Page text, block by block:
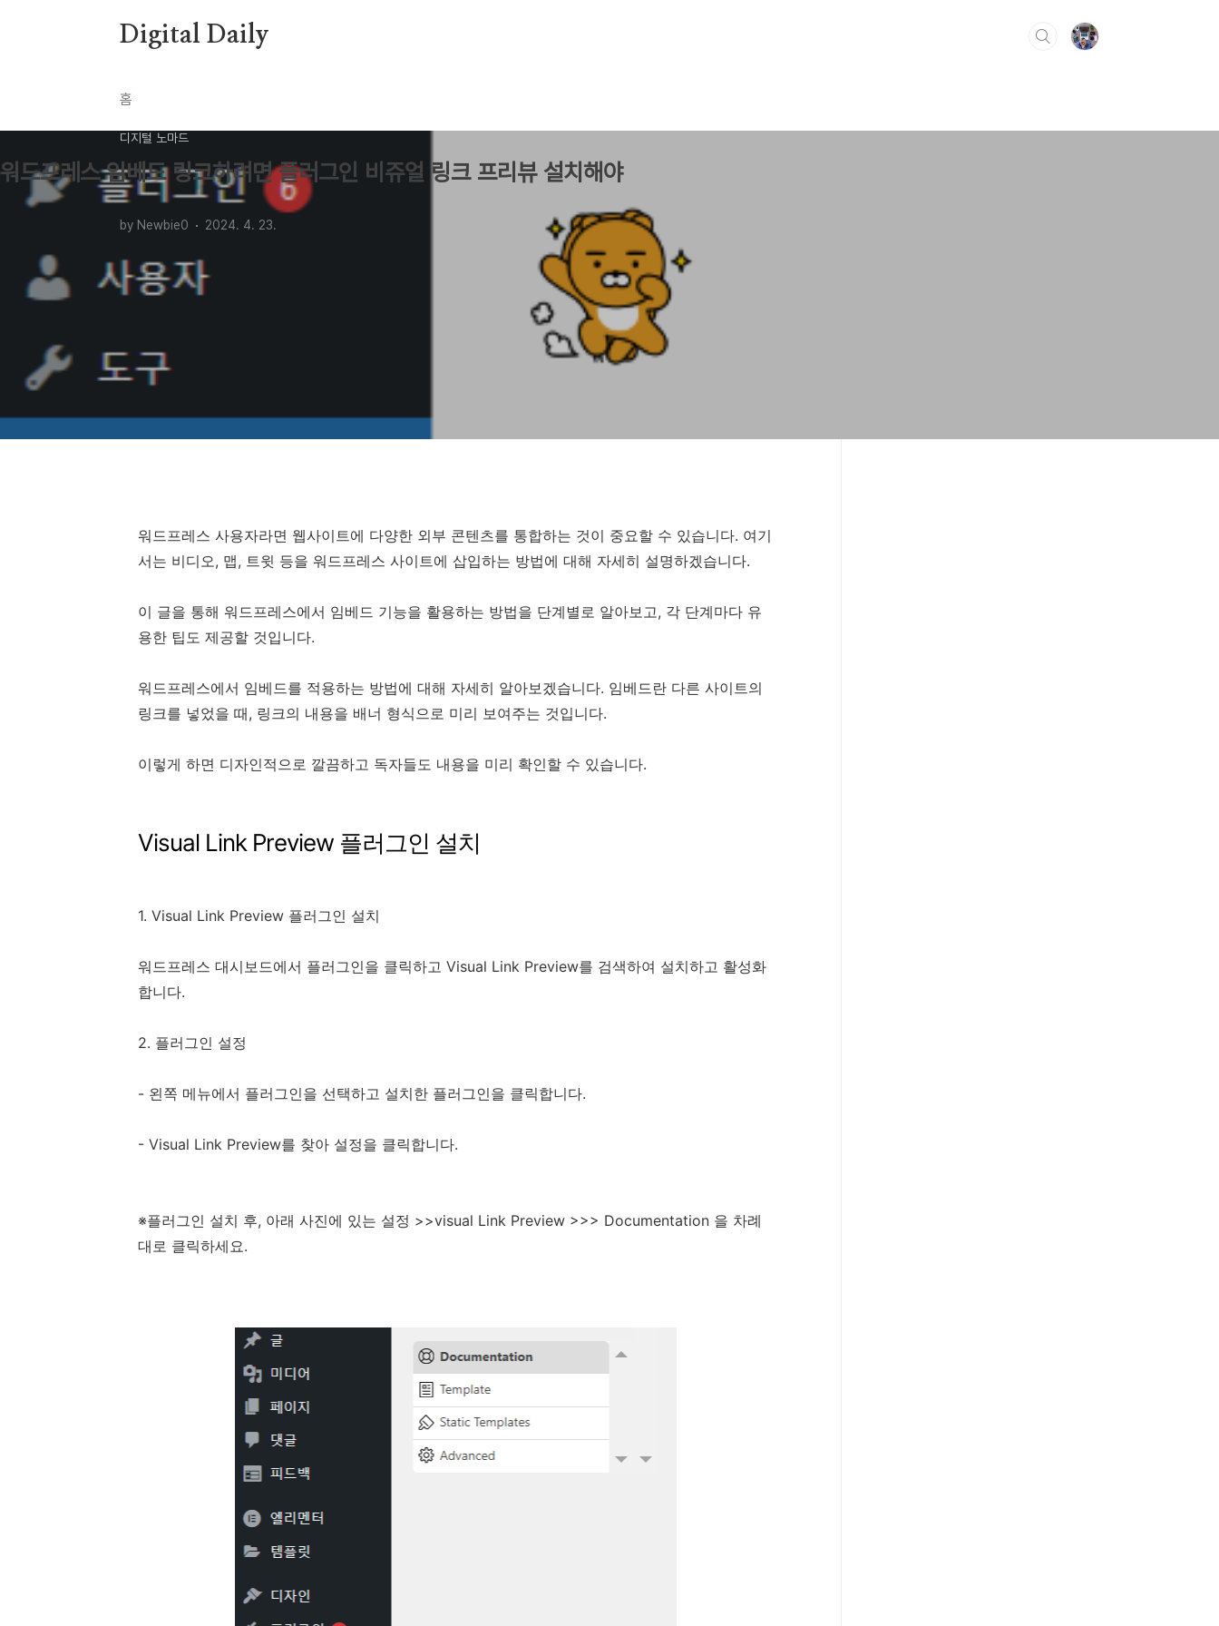
Digital Daily
홈
디지털 노마드
워드프레스 임베드 링크하려면 플러그인 비쥬얼 링크 프리뷰 설치해야
by Newbie0 2024. 4. 23.
워드프레스 사용자라면 웹사이트에 다양한 외부 콘텐츠를 통합하는 것이 중요할 수 있습니다. 여기
서는 비디오, 맵, 트윗 등을 워드프레스 사이트에 삽입하는 방법에 대해 자세히 설명하겠습니다.
이 글을 통해 워드프레스에서 임베드 기능을 활용하는 방법을 단계별로 알아보고, 각 단계마다 유
용한 팁도 제공할 것입니다.
워드프레스에서 임베드를 적용하는 방법에 대해 자세히 알아보겠습니다. 임베드란 다른 사이트의
링크를 넣었을 때, 링크의 내용을 배너 형식으로 미리 보여주는 것입니다.
이렇게 하면 디자인적으로 깔끔하고 독자들도 내용을 미리 확인할 수 있습니다.
Visual Link Preview 플러그인 설치
1. Visual Link Preview 플러그인 설치
워드프레스 대시보드에서 플러그인을 클릭하고 Visual Link Preview를 검색하여 설치하고 활성화
합니다.
2. 플러그인 설정
- 왼쪽 메뉴에서 플러그인을 선택하고 설치한 플러그인을 클릭합니다.
- Visual Link Preview를 찾아 설정을 클릭합니다.
※플러그인 설치 후, 아래 사진에 있는 설정 >>visual Link Preview >>> Documentation 을 차례
대로 클릭하세요.